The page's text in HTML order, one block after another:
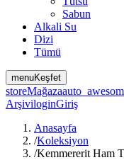
Sabun
Alkali Su
Dizi
Tümü
menuKeşfet
storeMağaza
ArşiviloginGiriş
Anasayfa
/Koleksiyon
/Kemmererit Ham